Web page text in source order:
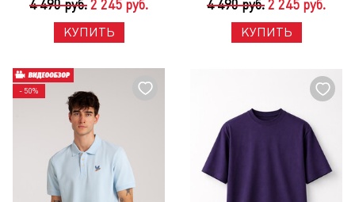
4 490 руб. 2 245 руб.
КУПИТЬ
4 490 руб. 2 245 руб.
КУПИТЬ
- 50%